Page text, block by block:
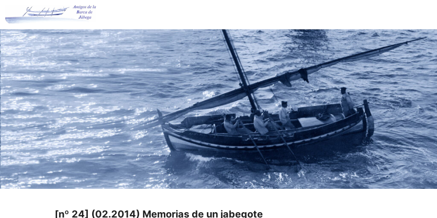
al
contenido
[nº 24] (02.2014) Memorias de un jabegote